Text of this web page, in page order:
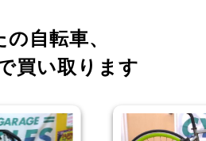
自転車、
買い取ります